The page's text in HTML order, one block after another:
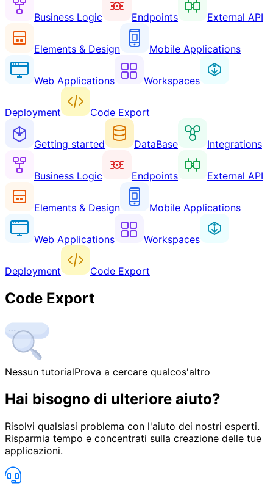
Business Logic Endpoints External API
Elements & Design Mobile Applications
Web Applications Workspaces
Deployment Code Export
Getting started DataBase Integrations
Business Logic Endpoints External API
Elements & Design Mobile Applications
Web Applications Workspaces
Deployment Code Export
Code Export
Nessun tutorialProva a cercare qualcos'altro
Hai bisogno di ulteriore aiuto?
Risolvi qualsiasi problema con l'aiuto dei nostri esperti.
Risparmia tempo e concentrati sulla creazione delle tue
applicazioni.